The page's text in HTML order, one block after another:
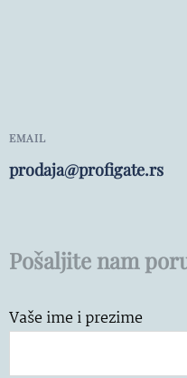
EMAIL
prodaja@profigate.rs
Pošaljite nam
Vaše ime i prezime